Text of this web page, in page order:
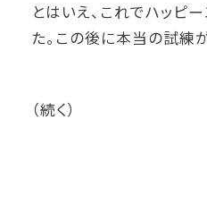
とはいえ、これでハッピ
た。この後に本当の試練
（続く）